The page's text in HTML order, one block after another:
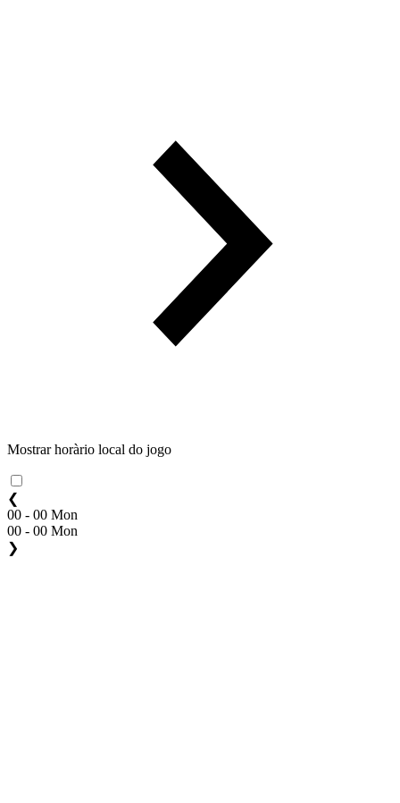
Mostrar horàrio local do jogo
❮
00 - 00 Mon
00 - 00 Mon
❯